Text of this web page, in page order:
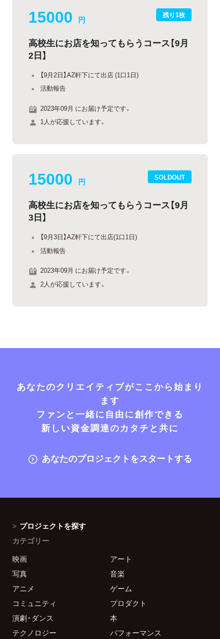
残り1枚
15000 円
高校生にお店を知ってもらうコース【9月
2日】
【9月2日】AZ軒下にて出店 (1口1日)
活動報告
2023年09月 にお届け予定です。
1人が応援しています。
SOLDOUT
15000 円
高校生にお店を知ってもらうコース【9月
3日】
【9月3日】AZ軒下にて出店(1口1日)
活動報告
2023年09月 にお届け予定です。
2人が応援しています。
あなたのクリエイティブがここから始まり
ます
ファンと一緒に自由に創作できる
新しい資金調達のカタチと共に
あなたのプロジェクトをスタートする
プロジェクトを探す
カテゴリー
映画
アート
写真
音楽
アニメ
ゲーム
コミュニティ
プロダクト
演劇・ダンス
本
テクノロジー
パフォーマンス